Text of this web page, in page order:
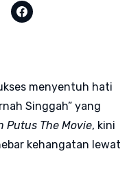
menyentuh hati
Singgah” yang
Putus The Movie, kini
kehangatan lewat